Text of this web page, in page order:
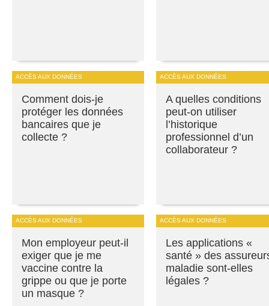
ACCÈS AUX DONNÉES
Comment dois-je
protéger les données
bancaires que je
collecte ?
ACCÈS AUX DONNÉES
A quelles conditions
peut-on utiliser
l’historique
professionnel d’un
collaborateur ?
ACCÈS AUX DONNÉES
Mon employeur peut-il
exiger que je me
vaccine contre la
grippe ou que je porte
un masque ?
ACCÈS AUX DONNÉES
Les applications «
santé » des
maladie sont-elles
légales ?